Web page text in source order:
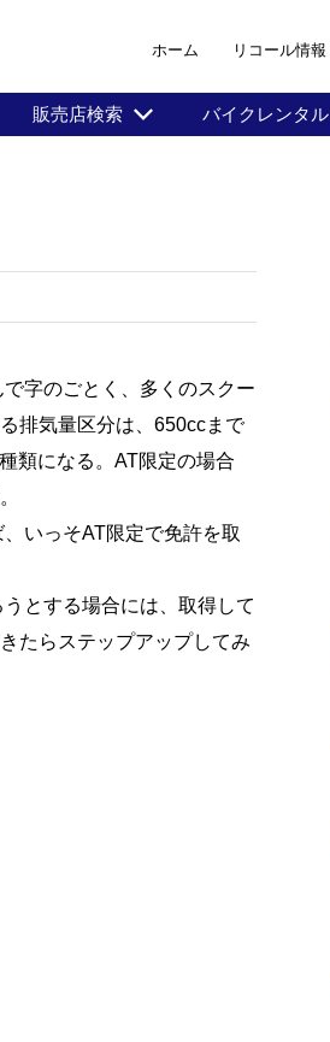
ホーム リコール情報
販売店検索 バイクレンタル
字のごとく、多くのスクー
排気量区分は、650ccまで
類になる。AT限定の場合
いっそAT限定で免許を取
とする場合には、取得して
たらステップアップしてみ